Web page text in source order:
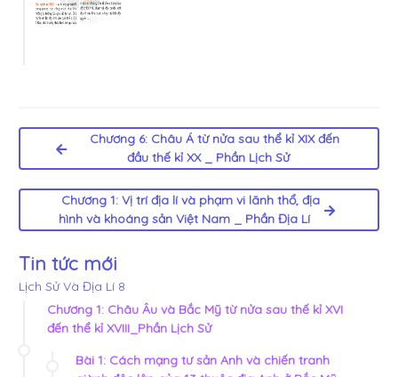
Chương 6: Châu Á từ nửa sau thể kỉ XIX đến
đầu thế kỉ XX _ Phần Lịch Sử
Chương 1: Vị trí địa lí và phạm vi lãnh thổ, địa
hình và khoáng sản Việt Nam _ Phần Địa Lí
Tin tức mới
Lịch Sử Và Địa Lí 8
Chương 1: Châu Âu và Bắc Mỹ từ nửa sau thế kỉ XVI
đến thể kỉ XVIII_Phần Lịch Sử
Bài 1: Cách mạng tư sản Anh và chiến tranh